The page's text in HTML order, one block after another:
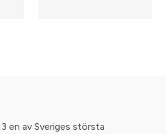
en av Sveriges största